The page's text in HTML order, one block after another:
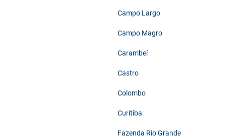
Campo Largo
Campo Magro
Carambeí
Castro
Colombo
Curitiba
Fazenda Rio Grande